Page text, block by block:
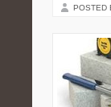
POSTED